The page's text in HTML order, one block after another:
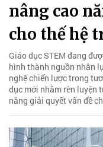
nâng cao
cho thế hệ
Giáo dục STEM đang
hình thành nguồn nhân
nghệ chiến lược trong
dục mới nhằm rèn luyện
năng giải quyết vấn đề